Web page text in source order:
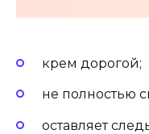
крем дорогой;
не полностью
оставляет